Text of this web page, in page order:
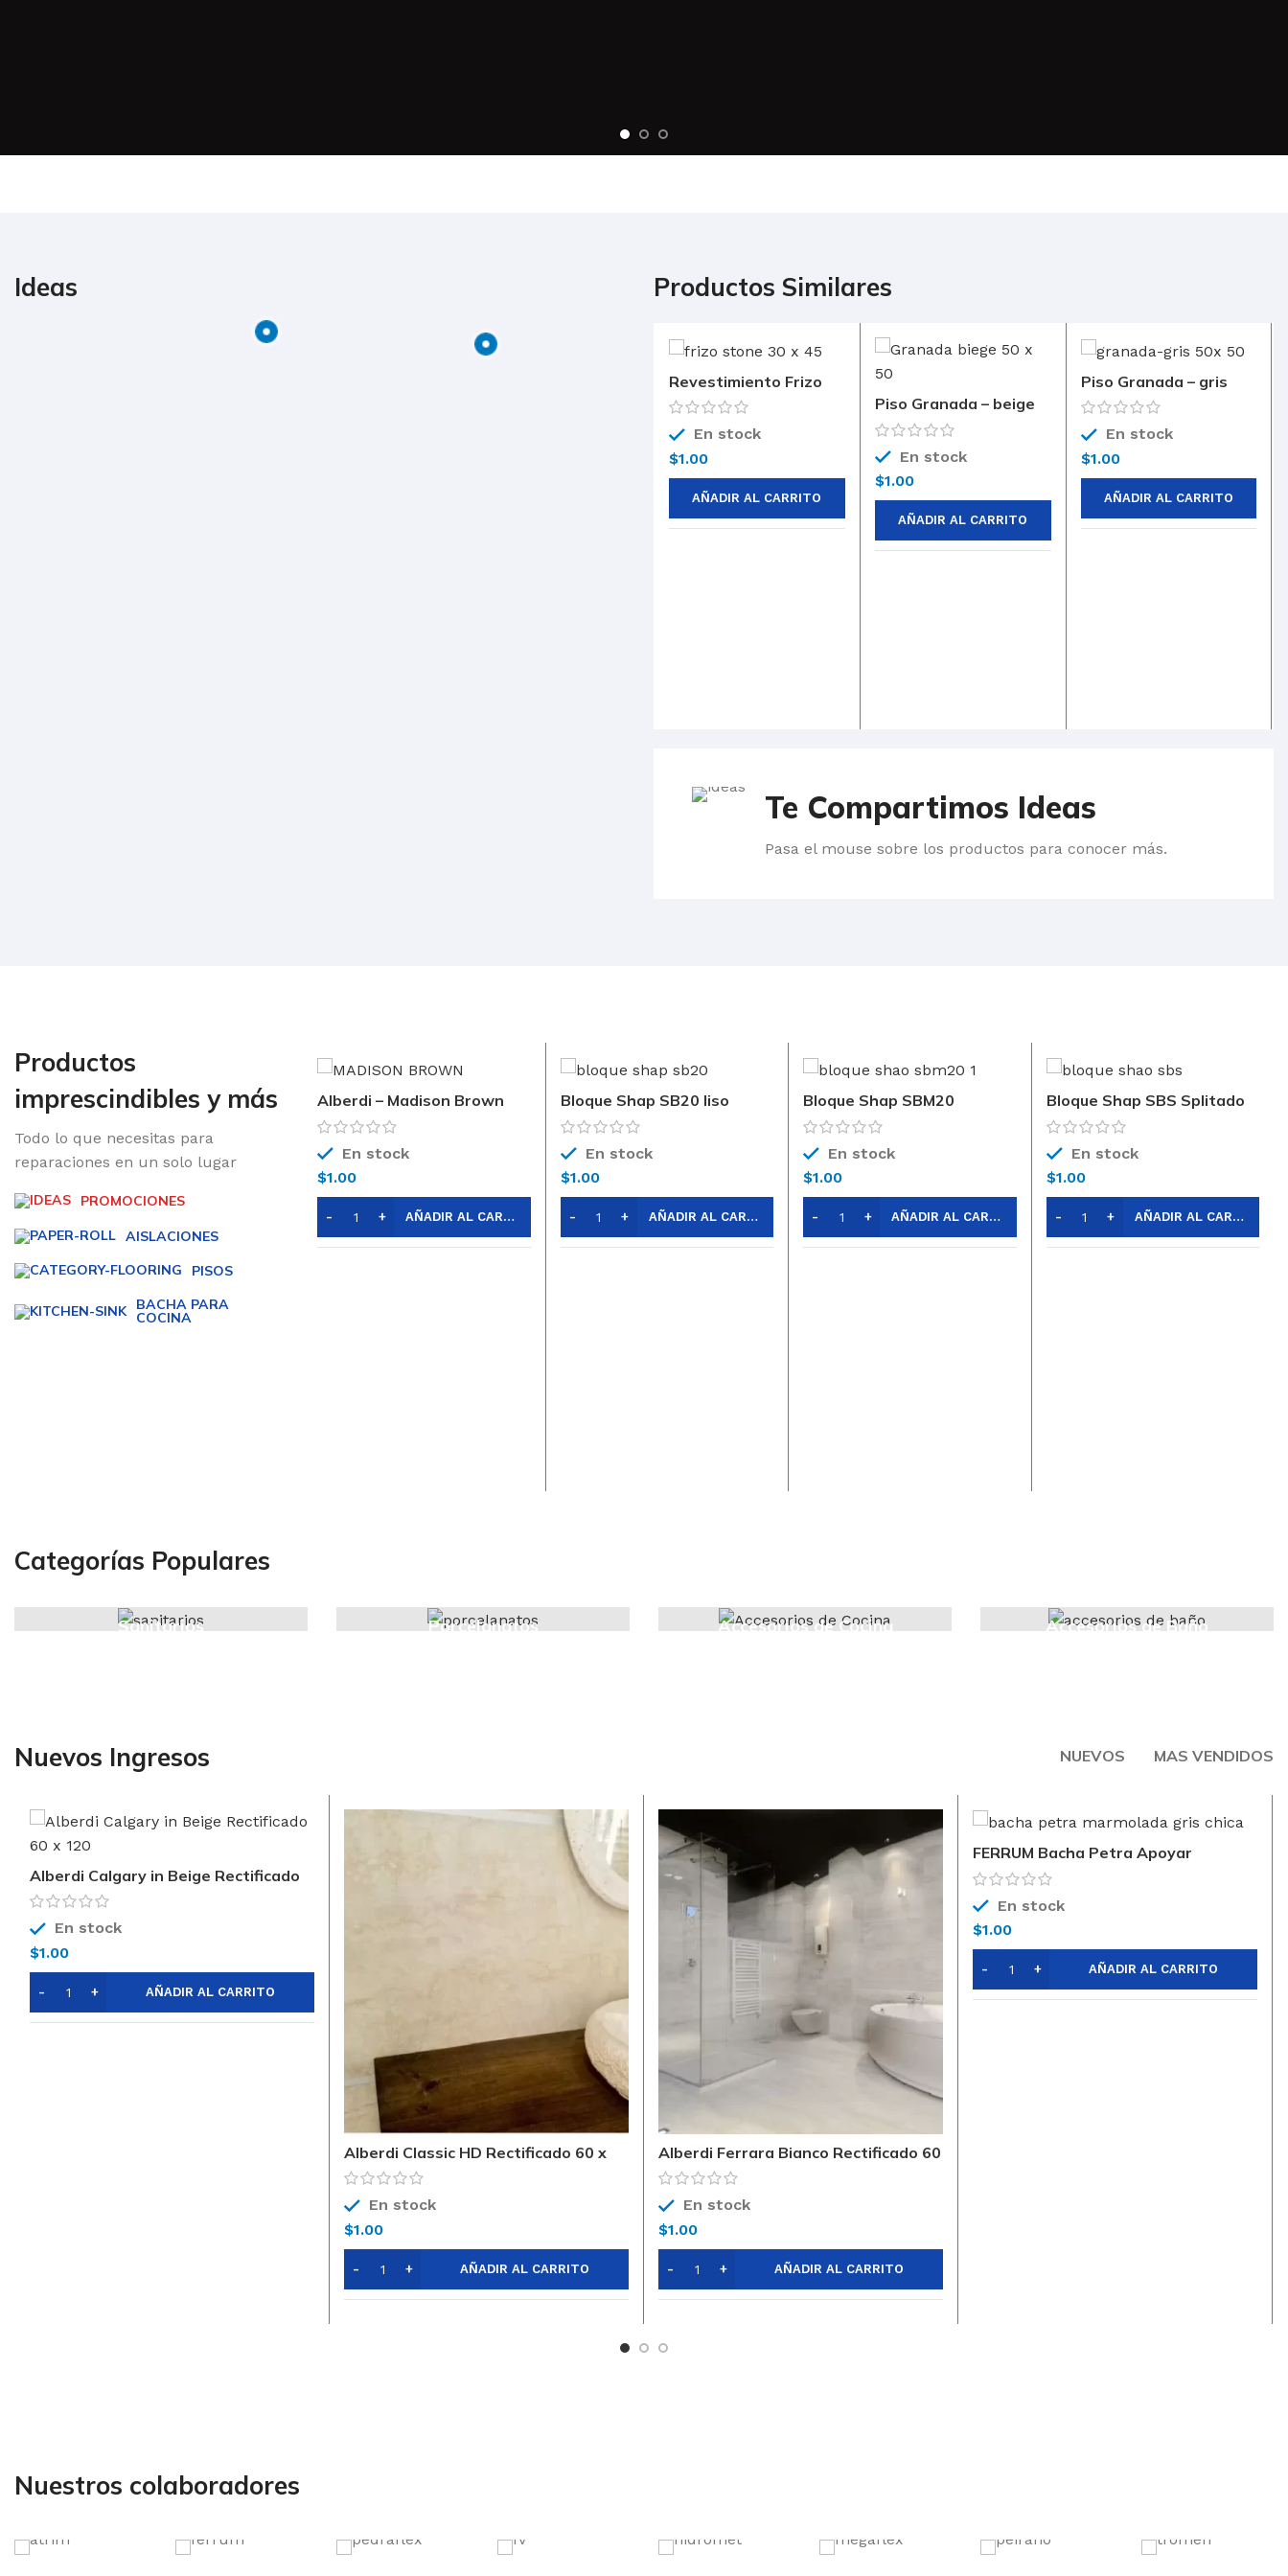
Ideas Productos Similares
Revestimiento Frizo
Stone – gris
En stock
$1.00
AÑADIR AL CARRITO
Piso Granada – beige
En stock
$1.00
AÑADIR AL CARRITO
Piso Granada – gris
En stock
$1.00
AÑADIR AL CARRITO
Te Compartimos Ideas
Pasa el mouse sobre los productos para conocer más.
Productos
imprescindibles y más
Todo lo que necesitas para
reparaciones en un solo lugar
PROMOCIONES
AISLACIONES
PISOS
BACHA PARA
COCINA
Alberdi – Madison Brown
20×120
En stock
$1.00
AÑADIR AL CARRITO
Bloque Shap SB20 liso
19x19x39
En stock
$1.00
AÑADIR AL CARRITO
Bloque Shap SBM20
19X19X19
En stock
$1.00
AÑADIR AL CARRITO
Bloque Shap SBS Splitado
19x19x39
En stock
$1.00
AÑADIR AL CARRITO
Categorías Populares
Sanitarios Porcelanatos Accesorios de Cocina Accesorios de Baño
Nuevos Ingresos NUEVOS MAS VENDIDOS
Alberdi Calgary in Beige Rectificado
60 x 120
En stock
$1.00
AÑADIR AL CARRITO
Alberdi Classic HD Rectificado 60 x
120
En stock
$1.00
AÑADIR AL CARRITO
Alberdi Ferrara Bianco Rectificado 60
x120
En stock
$1.00
AÑADIR AL CARRITO
FERRUM Bacha Petra Apoyar
500×400 Frente Curvo Marmol Gris
En stock
$1.00
AÑADIR AL CARRITO
Nuestros colaboradores